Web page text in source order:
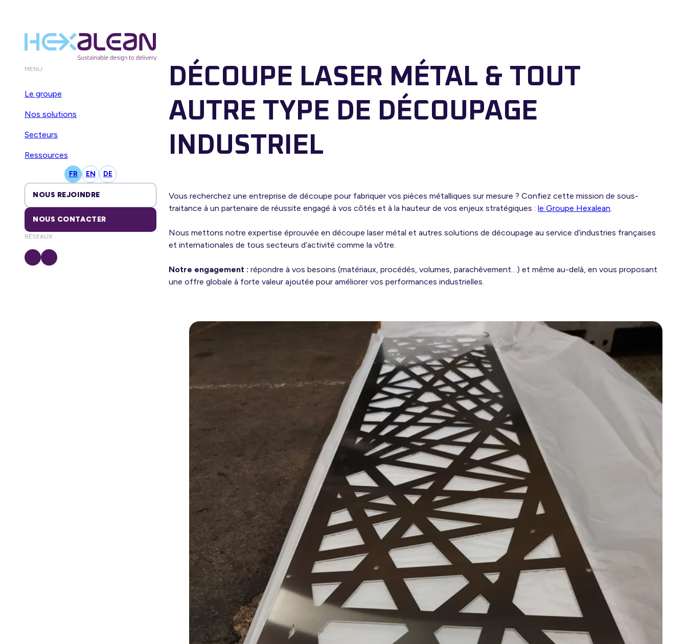
MENU
Le groupe
Nos solutions
Secteurs
Ressources
FR EN DE
NOUS REJOINDRE
NOUS CONTACTER
RÉSEAUX
DÉCOUPE LASER MÉTAL & TOUT
AUTRE TYPE DE DÉCOUPAGE
INDUSTRIEL
Vous recherchez une entreprise de découpe pour fabriquer vos pièces métalliques sur mesure ? Confiez cette mission de sous-
traitance à un partenaire de réussite engagé à vos côtés et à la hauteur de vos enjeux stratégiques :le Groupe Hexalean.
Nous mettons notre expertise éprouvée en découpe laser métal et autres solutions de découpage au service d’industries françaises
et internationales de tous secteurs d’activité comme la vôtre.
Notre engagement : répondre à vos besoins (matériaux, procédés, volumes, parachèvement…) et même au-delà, en vous proposant
une offre globale à forte valeur ajoutée pour améliorer vos performances industrielles.